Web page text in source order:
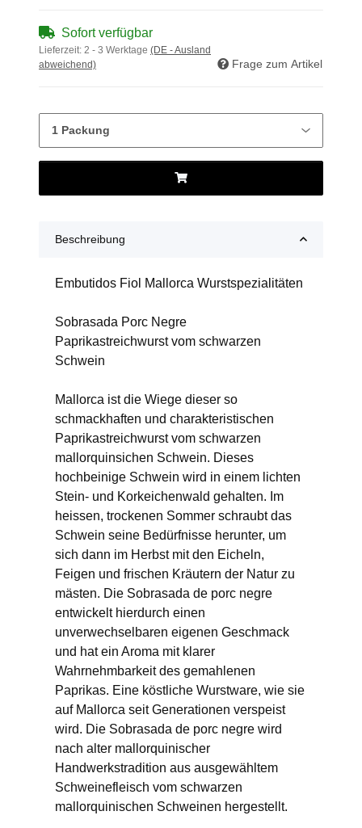
Sofort verfügbar
Lieferzeit: 2 - 3 Werktage (DE - Ausland
abweichend)
Frage zum Artikel
Beschreibung
Embutidos Fiol Mallorca Wurstspezialitäten
Sobrasada Porc Negre
Paprikastreichwurst vom schwarzen
Schwein
Mallorca ist die Wiege dieser so
schmackhaften und charakteristischen
Paprikastreichwurst vom schwarzen
mallorquinsichen Schwein. Dieses
hochbeinige Schwein wird in einem lichten
Stein- und Korkeichenwald gehalten. Im
heissen, trockenen Sommer schraubt das
Schwein seine Bedürfnisse herunter, um
sich dann im Herbst mit den Eicheln,
Feigen und frischen Kräutern der Natur zu
mästen. Die Sobrasada de porc negre
entwickelt hierdurch einen
unverwechselbaren eigenen Geschmack
und hat ein Aroma mit klarer
Wahrnehmbarkeit des gemahlenen
Paprikas. Eine köstliche Wurstware, wie sie
auf Mallorca seit Generationen verspeist
wird. Die Sobrasada de porc negre wird
nach alter mallorquinischer
Handwerkstradition aus ausgewähltem
Schweinefleisch vom schwarzen
mallorquinischen Schweinen hergestellt.